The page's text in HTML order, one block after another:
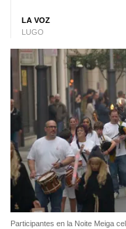
LA VOZ
LUGO
Participantes en la Noite Meiga